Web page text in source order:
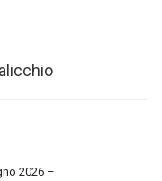
2026 –